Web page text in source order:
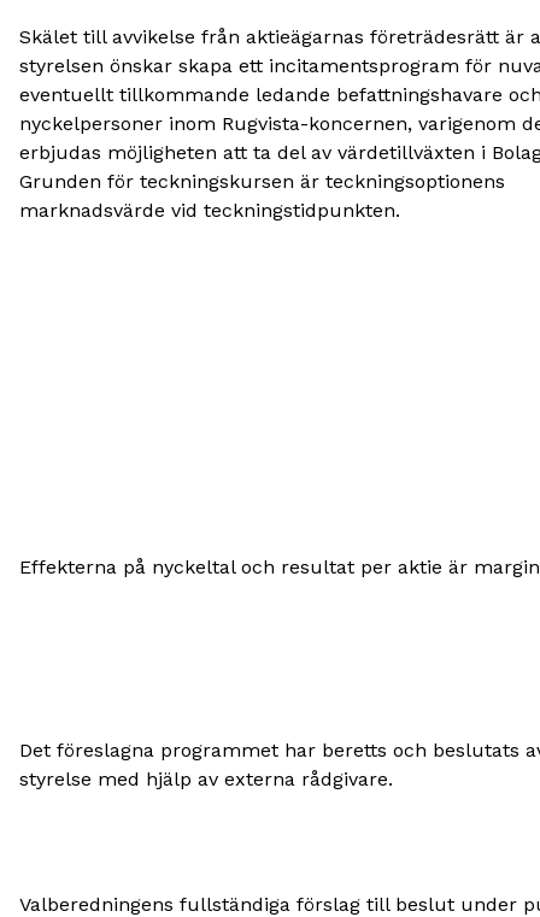
Skälet till avvikelse från aktieägarnas företrädesrätt är
styrelsen önskar skapa ett incitamentsprogram för
eventuellt tillkommande ledande befattningshavare
nyckelpersoner inom Rugvista-koncernen, varigenom
erbjudas möjligheten att ta del av värdetillväxten i
Grunden för teckningskursen är teckningsoptionens
marknadsvärde vid teckningstidpunkten.
Effekterna på nyckeltal och resultat per aktie är
Det föreslagna programmet har beretts och beslutats
styrelse med hjälp av externa rådgivare.
Valberedningens fullständiga förslag till beslut under